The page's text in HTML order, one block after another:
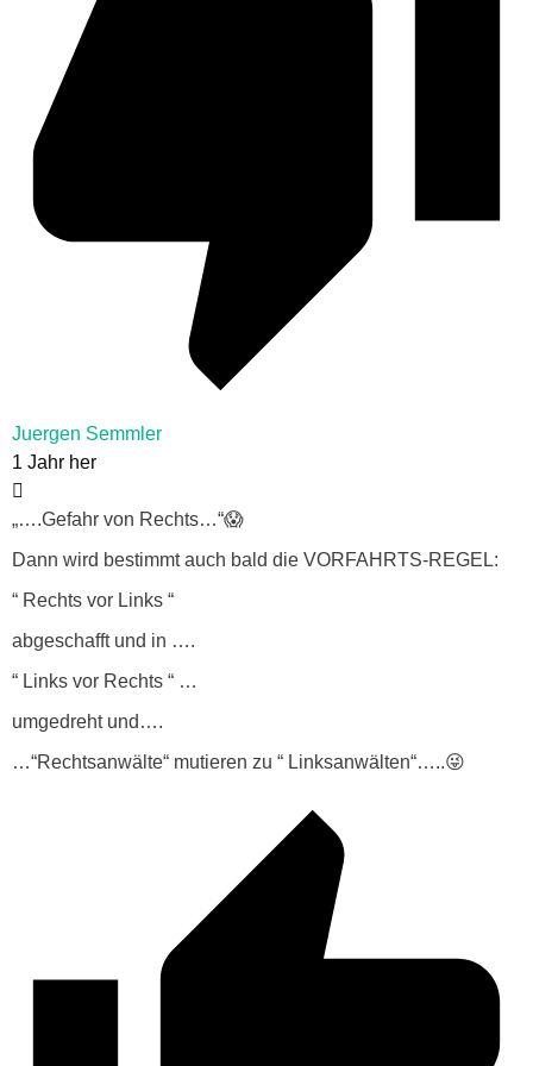
Juergen Semmler
1 Jahr her
„….Gefahr von Rechts…“😱
Dann wird bestimmt auch bald die VORFAHRTS-REGEL:
“ Rechts vor Links “
abgeschafft und in ….
“ Links vor Rechts “ …
umgedreht und….
…“Rechtsanwälte“ mutieren zu “ Linksanwälten“…..😜